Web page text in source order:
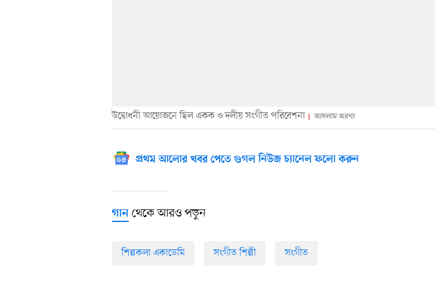
উদ্বোধনী আয়োজনে ছিল একক ও দলীয় সংগীত পরিবেশনা আসলাম অরণ্য
প্রথম আলোর খবর পেতে গুগল নিউজ চ্যানেল ফলো করুন
গান থেকে আরও পড়ুন
শিল্পকলা একাডেমি সংগীত শিল্পী সংগীত